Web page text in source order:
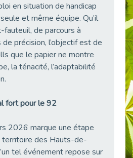
L’Aménagement Raisonnable : Un Levier pour l’Équité
Optimiser son CV lorsqu’on est en situation de handicap
28 avril : Agir ensemble pour une culture de prévention au travail
Témoignage : "Le maintien en emploi est un investissement, pas une contrainte."
en situation de handicap
et même équipe. Qu’il
fauteuil, de parcours à
de précision, l’objectif est de
que le papier ne montre
la ténacité, l’adaptabilité
fort pour le 92
2026 marque une étape
des Hauts-de-
tel événement repose sur